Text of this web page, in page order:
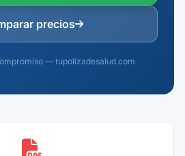
precios
— tupolizadesalud.com